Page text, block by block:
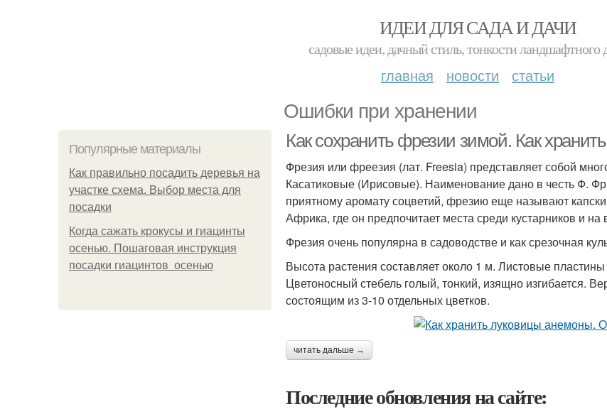
ИДЕИ ДЛЯ САДА И ДАЧИ
садовые идеи, дачный стиль, тонкости ландшафтного
главная новости статьи
Ошибки при хранении
Популярные материалы
Как правильно посадить деревья на
участке схема. Выбор места для
посадки
Когда сажать крокусы и гиацинты
осенью. Пошаговая инструкция
посадки гиацинтов осенью
Как сохранить фрезии зимой. Как
Фрезия или фреезия (лат. Freesia) представляет собой
Касатиковые (Ирисовые). Наименование дано в честь Ф.
приятному аромату соцветий, фрезию еще называют
Африка, где он предпочитает места среди кустарников и
Фрезия очень популярна в садоводстве и как срезочная
Высота растения составляет около 1 м. Листовые
Цветоносный стебель голый, тонкий, изящно изгибается.
состоящим из 3-10 отдельных цветков.
читать дальше →
Последние обновления на сайте: